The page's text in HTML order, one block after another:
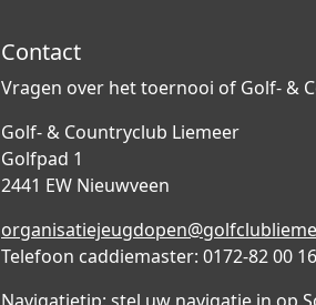
Contact
Vragen over het toernooi of Golf- &
Golf- & Countryclub Liemeer
Golfpad 1
2441 EW Nieuwveen
Telefoon caddiemaster: 0172-82 00 16